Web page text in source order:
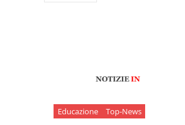
Educazione Top-News